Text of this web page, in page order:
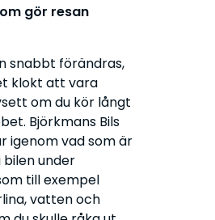
gör resan
snabbt förändras,
klokt att vara
om du kör långt
Björkmans Bils
igenom vad som är
under
till exempel
vatten och